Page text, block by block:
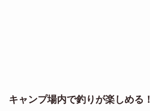
キャンプ場内で釣りが楽しめる！